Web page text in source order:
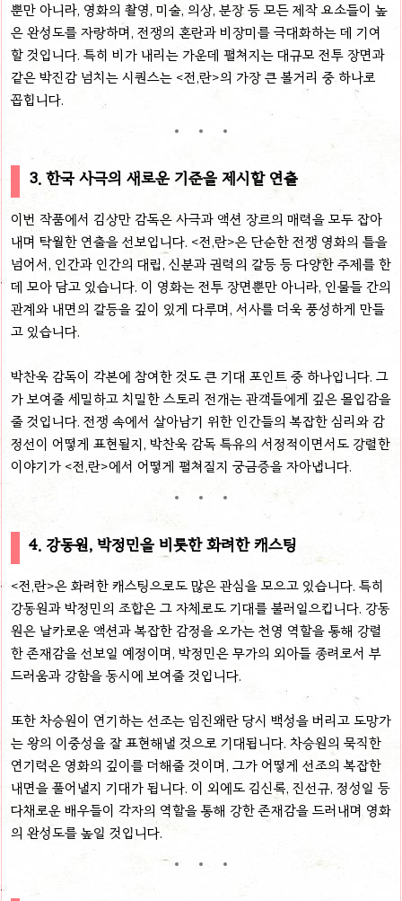
뿐만 아니라, 영화의 촬영, 미술, 의상, 분장 등 모든 제작 요소들이 높
은 완성도를 자랑하며, 전쟁의 혼란과 비장미를 극대화하는 데 기여
할 것입니다. 특히 비가 내리는 가운데 펼쳐지는 대규모 전투 장면과
같은 박진감 넘치는 시퀀스는 <전,란>의 가장 큰 볼거리 중 하나로
꼽힙니다.
3. 한국 사극의 새로운 기준을 제시할 연출
이번 작품에서 김상만 감독은 사극과 액션 장르의 매력을 모두 잡아
내며 탁월한 연출을 선보입니다. <전,란>은 단순한 전쟁 영화의 틀을
넘어서, 인간과 인간의 대립, 신분과 권력의 갈등 등 다양한 주제를 한
데 모아 담고 있습니다. 이 영화는 전투 장면뿐만 아니라, 인물들 간의
관계와 내면의 갈등을 깊이 있게 다루며, 서사를 더욱 풍성하게 만들
고 있습니다.
박찬욱 감독이 각본에 참여한 것도 큰 기대 포인트 중 하나입니다. 그
가 보여줄 세밀하고 치밀한 스토리 전개는 관객들에게 깊은 몰입감을
줄 것입니다. 전쟁 속에서 살아남기 위한 인간들의 복잡한 심리와 감
정선이 어떻게 표현될지, 박찬욱 감독 특유의 서정적이면서도 강렬한
이야기가 <전,란>에서 어떻게 펼쳐질지 궁금증을 자아냅니다.
4. 강동원, 박정민을 비롯한 화려한 캐스팅
<전,란>은 화려한 캐스팅으로도 많은 관심을 모으고 있습니다. 특히
강동원과 박정민의 조합은 그 자체로도 기대를 불러일으킵니다. 강동
원은 날카로운 액션과 복잡한 감정을 오가는 천영 역할을 통해 강렬
한 존재감을 선보일 예정이며, 박정민은 무가의 외아들 종려로서 부
드러움과 강함을 동시에 보여줄 것입니다.
또한 차승원이 연기하는 선조는 임진왜란 당시 백성을 버리고 도망가
는 왕의 이중성을 잘 표현해낼 것으로 기대됩니다. 차승원의 묵직한
연기력은 영화의 깊이를 더해줄 것이며, 그가 어떻게 선조의 복잡한
내면을 풀어낼지 기대가 됩니다. 이 외에도 김신록, 진선규, 정성일 등
다채로운 배우들이 각자의 역할을 통해 강한 존재감을 드러내며 영화
의 완성도를 높일 것입니다.